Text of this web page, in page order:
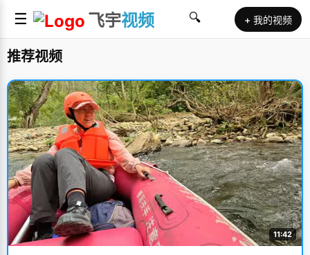
☰ 飞宇视频 🔍 + 我的视频
推荐视频
11:42